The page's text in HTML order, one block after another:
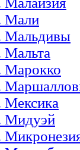
Мали
Мальдивы
Мальта
Марокко
Мексика
Мидуэй